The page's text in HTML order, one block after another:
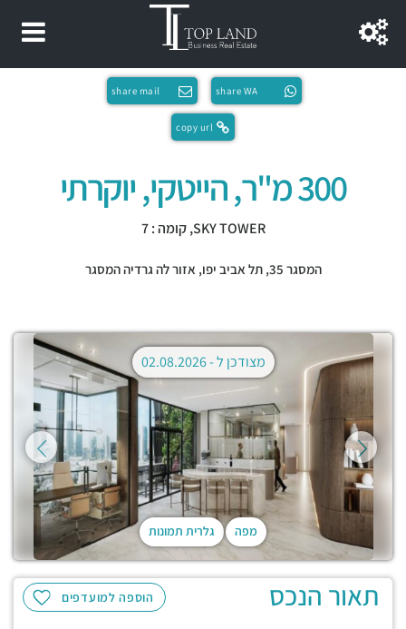
share WA
share mail
copy url
300 מ"ר, הייטקי, יוקרתי
SKY TOWER, קומה : 7
המסגר 35, תל אביב יפו, אזור לה גרדיה המסגר
מפה גלרית תמונות
מצודכן ל -02.08.2026
הוספה למועדפים תאור הנכס